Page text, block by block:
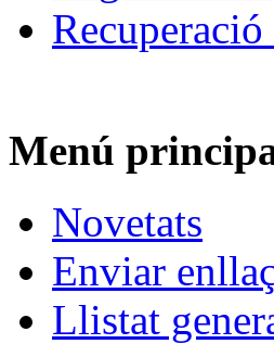
Menú
Novetats
Enviar
Llistat